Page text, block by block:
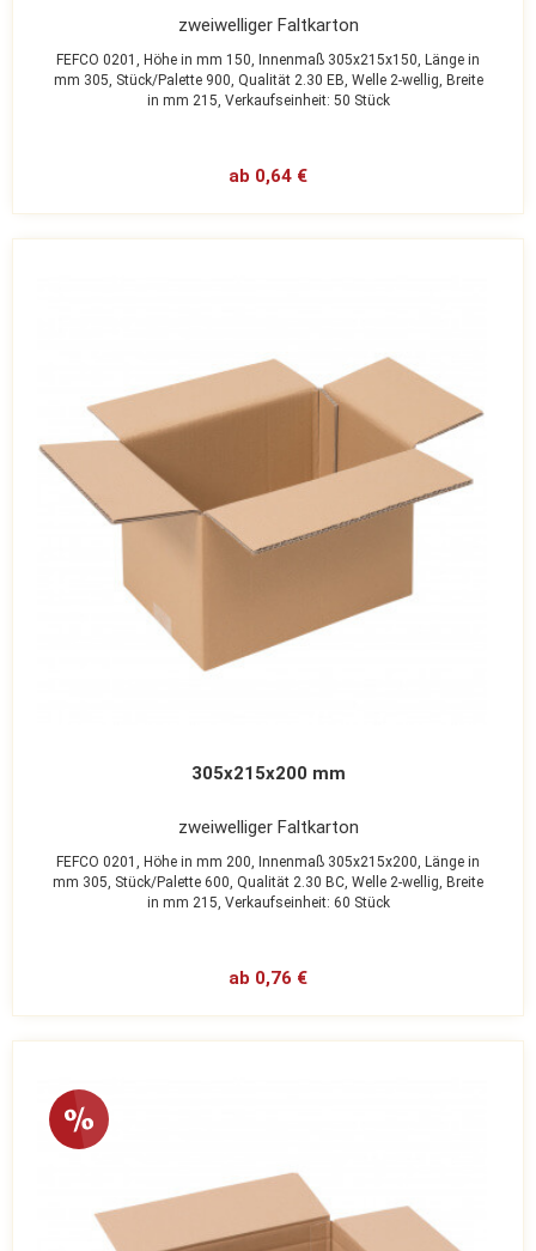
zweiwelliger Faltkarton
FEFCO 0201, Höhe in mm 150, Innenmaß 305x215x150, Länge in
mm 305, Stück/Palette 900, Qualität 2.30 EB, Welle 2-wellig, Breite
in mm 215, Verkaufseinheit: 50 Stück
ab 0,64 €
305x215x200 mm
zweiwelliger Faltkarton
FEFCO 0201, Höhe in mm 200, Innenmaß 305x215x200, Länge in
mm 305, Stück/Palette 600, Qualität 2.30 BC, Welle 2-wellig, Breite
in mm 215, Verkaufseinheit: 60 Stück
ab 0,76 €